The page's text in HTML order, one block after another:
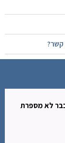
קשר?
לא מספרת